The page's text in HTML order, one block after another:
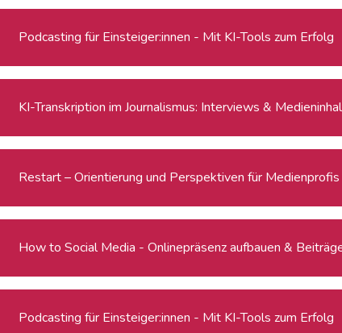
Podcasting für Einsteiger:innen - Mit KI-Tools zum Erfolg
KI-Transkription im Journalismus: Interviews &
Restart – Orientierung und Perspektiven für
How to Social Media - Onlinepräsenz aufbauen &
Podcasting für Einsteiger:innen - Mit KI-Tools zum Erfolg